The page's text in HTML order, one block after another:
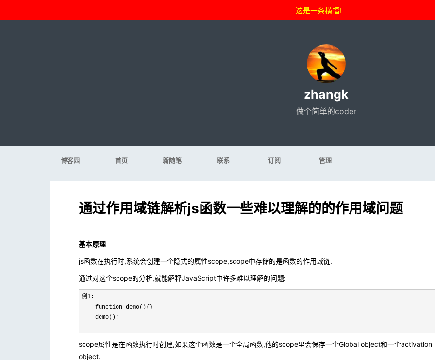
这是一条横幅!
zhangk
做个简单的coder
博客园 首页 新随笔 联系 订阅 管理
通过作用域链解析js函数一些难以理解的的作用域问题
基本原理
js函数在执行时,系统会创建一个隐式的属性scope,scope中存储的是函数的作用域链.
通过对这个scope的分析,就能解释JavaScript中许多难以理解的问题:
例1:
    function demo(){}
    demo();
scope属性是在函数执行时创建,如果这个函数是一个全局函数,他的scope里会保存一个Global object和一个activation
object.